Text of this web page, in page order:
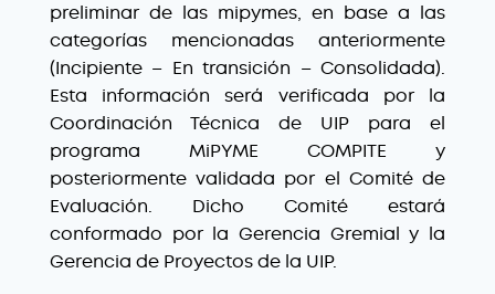
preliminar de las mipymes, en base a las
categorías mencionadas anteriormente
(Incipiente – En transición – Consolidada).
Esta información será verificada por la
Coordinación Técnica de UIP para el
programa MiPYME COMPITE y
posteriormente validada por el Comité de
Evaluación. Dicho Comité estará
conformado por la Gerencia Gremial y la
Gerencia de Proyectos de la UIP.